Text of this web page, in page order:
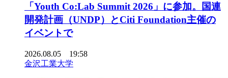
「Youth Co:Lab Summit 2026」に参加。国連
開発計画（UNDP）とCiti Foundation主催の
イベントで
2026.08.05 19:58
金沢工業大学